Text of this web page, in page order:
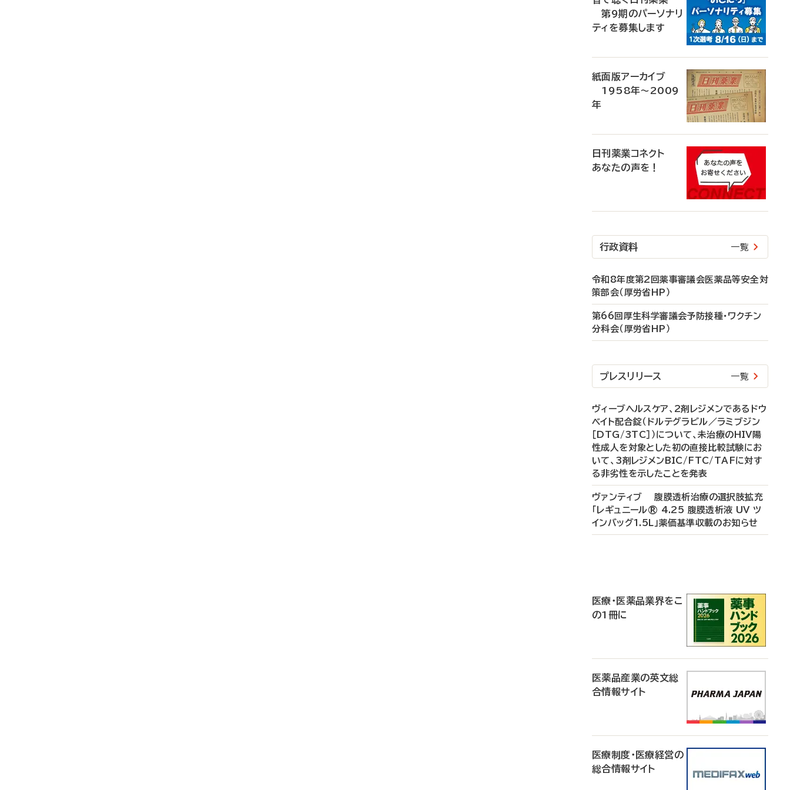
第9期のパーソナリ
ティを募集します
紙面版アーカイブ
1958年～2009
年
日刊薬業コネクト
あなたの声を！
行政資料 一覧
令和8年度第2回薬事審議会医薬品等安全対
策部会（厚労省HP）
第66回厚生科学審議会予防接種・ワクチン
分科会（厚労省HP）
プレスリリース 一覧
ヴィーブヘルスケア、2剤レジメンであるドウ
ベイト配合錠（ドルテグラビル／ラミブジン
［DTG/3TC］）について、未治療のHIV陽
性成人を対象とした初の直接比較試験にお
いて、3剤レジメンBIC/FTC/TAFに対す
る非劣性を示したことを発表
ヴァンティブ 腹膜透析治療の選択肢拡充
「レギュニール® 4.25 腹膜透析液 UV ツ
インバッグ1.5L」薬価基準収載のお知らせ
医療・医薬品業界をこ
の1冊に
医薬品産業の英文総
合情報サイト
医療制度・医療経営の
総合情報サイト